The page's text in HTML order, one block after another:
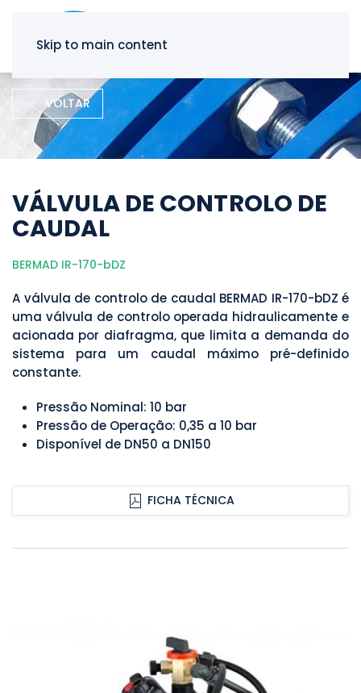
Skip to main content
VOLTAR
VÁLVULA DE CONTROLO DE
CAUDAL
BERMAD IR-170-bDZ
A válvula de controlo de caudal BERMAD IR-170-bDZ é
uma válvula de controlo operada hidraulicamente e
acionada por diafragma, que limita a demanda do
sistema para um caudal máximo pré-definido
constante.
Pressão Nominal: 10 bar
Pressão de Operação: 0,35 a 10 bar
Disponível de DN50 a DN150
FICHA TÉCNICA